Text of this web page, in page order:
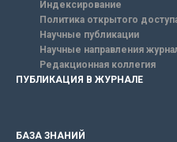
Индексирование
Политика открытого
Научные публикации
Научные направления
Редакционная коллегия
ПУБЛИКАЦИЯ В ЖУРНАЛЕ
БАЗА ЗНАНИЙ